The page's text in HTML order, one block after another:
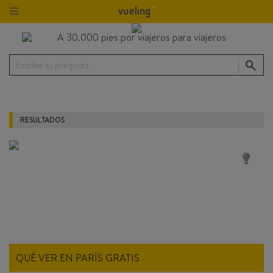
Escribe tu pregunta
RESULTADOS
QUÉ VER EN PARÍS GRATIS